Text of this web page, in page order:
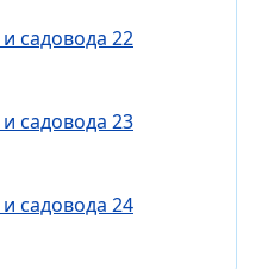
садовода 22
садовода 23
садовода 24